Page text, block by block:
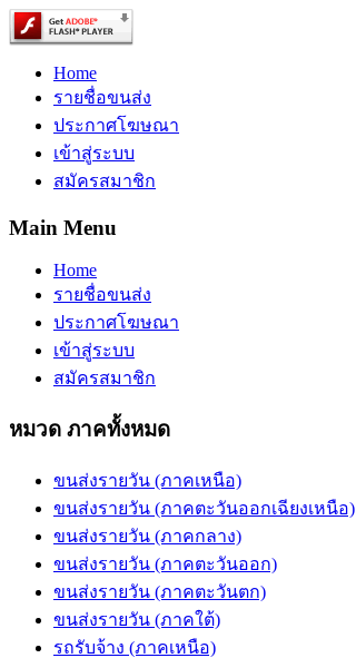
Home
รายชื่อขนส่ง
ประกาศโฆษณา
เข้าสู่ระบบ
สมัครสมาชิก
Main Menu
Home
รายชื่อขนส่ง
ประกาศโฆษณา
เข้าสู่ระบบ
สมัครสมาชิก
หมวด ภาคทั้งหมด
ขนส่งรายวัน (ภาคเหนือ)
ขนส่งรายวัน (ภาคตะวันออกเฉียงเหนือ)
ขนส่งรายวัน (ภาคกลาง)
ขนส่งรายวัน (ภาคตะวันออก)
ขนส่งรายวัน (ภาคตะวันตก)
ขนส่งรายวัน (ภาคใต้)
รถรับจ้าง (ภาคเหนือ)